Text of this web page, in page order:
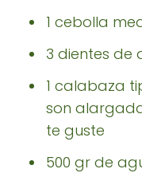
1 cebolla
3 dientes de
1 calabaza
son
te guste
500 gr de